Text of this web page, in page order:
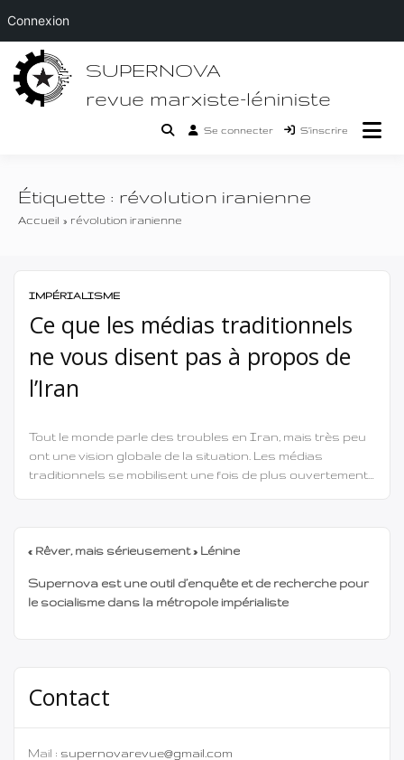
Passer
contenu
SUPERNOVA
revue marxiste-léniniste
Se connecter S’inscrire
Étiquette : révolution iranienne
Accueil révolution iranienne
IMPÉRIALISME
Ce que les médias traditionnels
ne vous disent pas à propos de
l’Iran
Tout le monde parle des troubles en Iran, mais très peu
ont une vision globale de la situation. Les médias
traditionnels se mobilisent une fois de plus ouvertement
la situation actuelle […]
« Rêver, mais sérieusement » Lénine
Supernova est une outil d’enquête et de recherche pour
le socialisme dans la métropole impérialiste
Contact
Mail : supernovarevue@gmail.com
Connexion